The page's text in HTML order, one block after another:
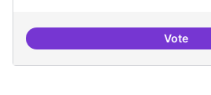
Vote